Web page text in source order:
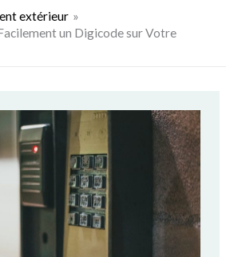
extérieur
un Digicode sur Votre